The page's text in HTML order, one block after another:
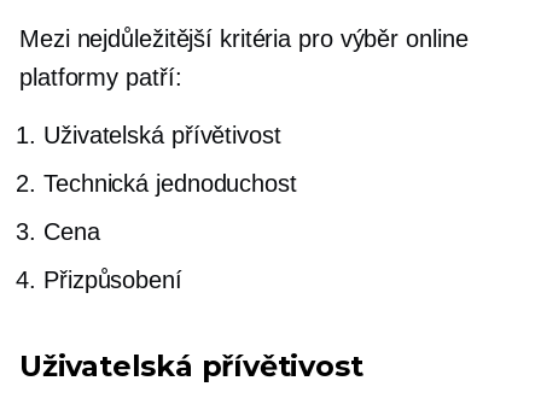
Mezi nejdůležitější kritéria pro výběr online
platformy patří:
Uživatelská přívětivost
Technická jednoduchost
Cena
Přizpůsobení
Uživatelská přívětivost